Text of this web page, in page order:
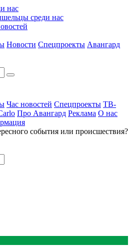
нас
среди нас
Новости Спецпроекты Авангард
Час новостей Спецпроекты ТВ-
Про Авангард Реклама О нас
события или происшествия?